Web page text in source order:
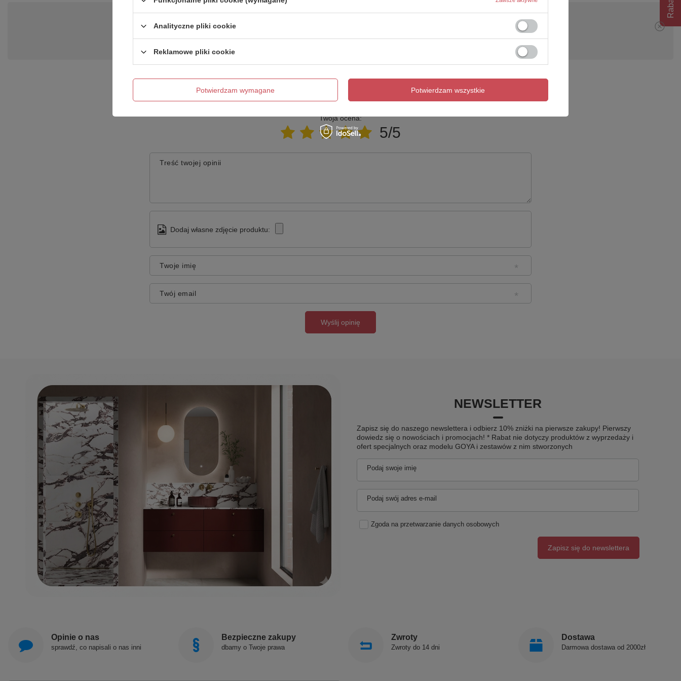
Potrzebujesz pomocy? Masz pytania?
Twoja ocena:
5/5
Treść twojej opinii
Dodaj własne zdjęcie produktu:
Twoje imię
Twój email
Wyślij opinię
NEWSLETTER
Zapisz się do naszego newslettera i odbierz 10% zniżki na pierwsze zakupy! Pierwszy
dowiedz się o nowościach i promocjach! * Rabat nie dotyczy produktów z wyprzedaży i
ofert specjalnych oraz modelu GOYA i zestawów z nim stworzonych
Podaj swoje imię
Podaj swój adres e-mail
Zgoda na przetwarzanie danych osobowych
Zapisz się do newslettera
Opinie o nas
sprawdź, co napisali o nas inni
Bezpieczne zakupy
dbamy o Twoje prawa
Zwroty
Zwroty do 14 dni
Dostawa
Darmowa dostawa od 2000zł
Analityczne pliki cookie
Reklamowe pliki cookie
Potwierdzam wymagane Potwierdzam wszystkie